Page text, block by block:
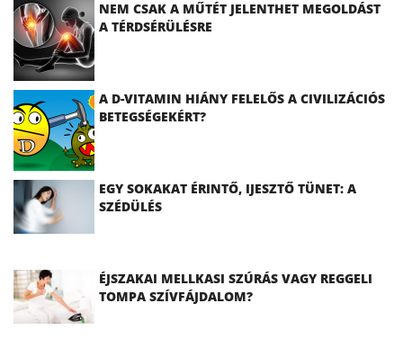
NEM CSAK A MŰTÉT JELENTHET MEGOLDÁST
A TÉRDSÉRÜLÉSRE
A D-VITAMIN HIÁNY FELELŐS A CIVILIZÁCIÓS
BETEGSÉGEKÉRT?
EGY SOKAKAT ÉRINTŐ, IJESZTŐ TÜNET: A
SZÉDÜLÉS
ÉJSZAKAI MELLKASI SZÚRÁS VAGY REGGELI
TOMPA SZÍVFÁJDALOM?